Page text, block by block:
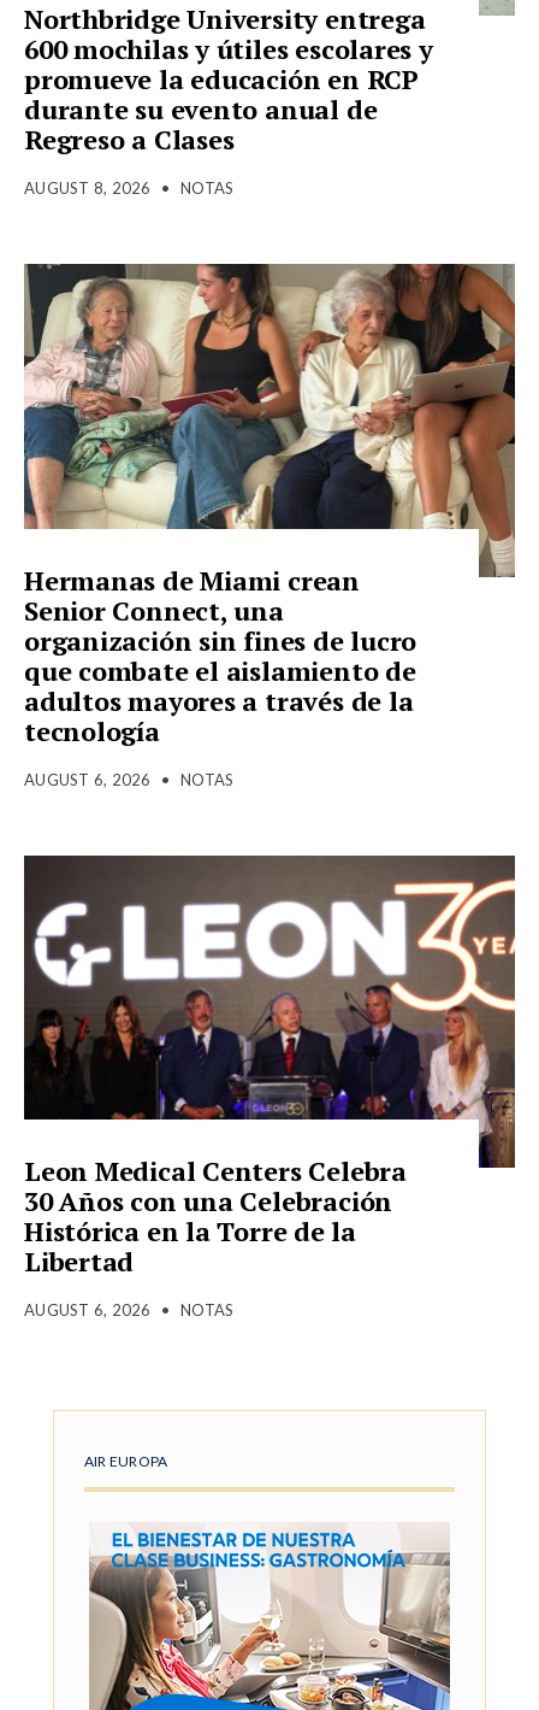
Northbridge University entrega
600 mochilas y útiles escolares y
promueve la educación en RCP
durante su evento anual de
Regreso a Clases
AUGUST 8, 2026 • NOTAS
Hermanas de Miami crean
Senior Connect, una
organización sin fines de lucro
que combate el aislamiento de
adultos mayores a través de la
tecnología
AUGUST 6, 2026 • NOTAS
Leon Medical Centers Celebra
30 Años con una Celebración
Histórica en la Torre de la
Libertad
AUGUST 6, 2026 • NOTAS
AIR EUROPA